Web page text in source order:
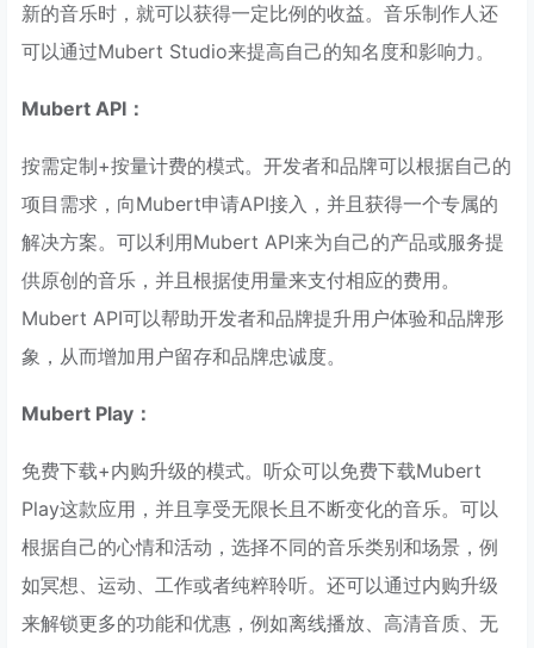
新的音乐时，就可以获得一定比例的收益。音乐制作人还
可以通过Mubert Studio来提高自己的知名度和影响力。
Mubert API：
按需定制+按量计费的模式。开发者和品牌可以根据自己的
项目需求，向Mubert申请API接入，并且获得一个专属的
解决方案。可以利用Mubert API来为自己的产品或服务提
供原创的音乐，并且根据使用量来支付相应的费用。
Mubert API可以帮助开发者和品牌提升用户体验和品牌形
象，从而增加用户留存和品牌忠诚度。
Mubert Play：
免费下载+内购升级的模式。听众可以免费下载Mubert
Play这款应用，并且享受无限长且不断变化的音乐。可以
根据自己的心情和活动，选择不同的音乐类别和场景，例
如冥想、运动、工作或者纯粹聆听。还可以通过内购升级
来解锁更多的功能和优惠，例如离线播放、高清音质、无